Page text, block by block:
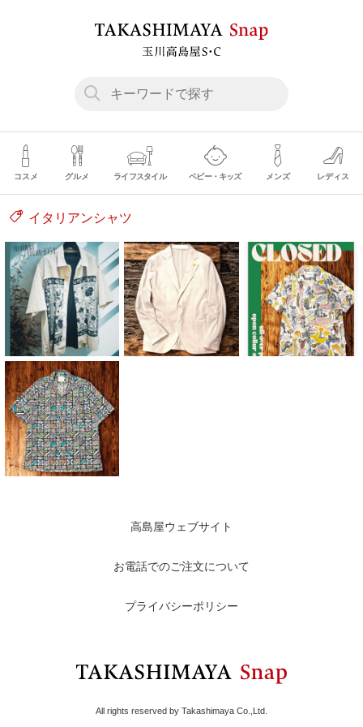
コスメ グルメ ライフスタイル ベビー・キッズ メンズ レディス
イタリアンシャツ
高島屋ウェブサイト
お電話でのご注文について
プライバシーポリシー
All rights reserved by Takashimaya Co.,Ltd.